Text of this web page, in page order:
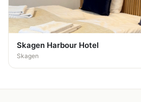
Skagen Harbour Hotel
Skagen